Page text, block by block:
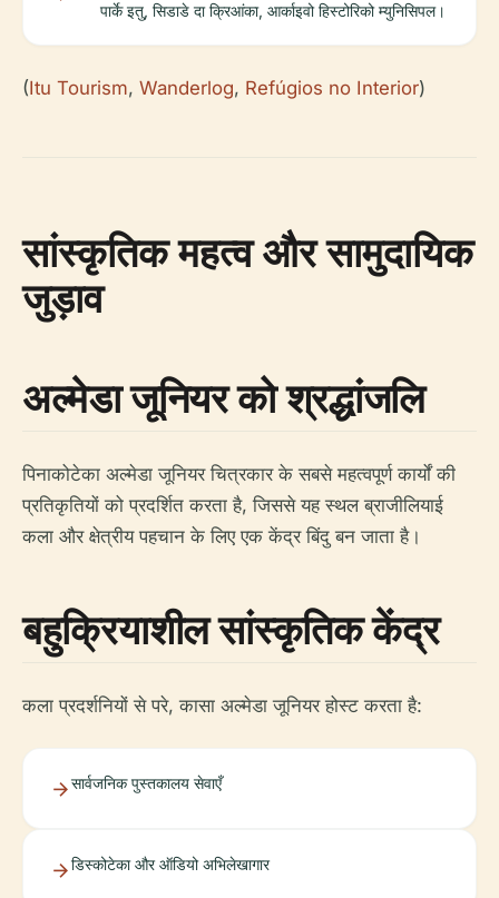
पार्के इतु, सिडाडे दा क्रिआंका, आर्काइवो हिस्टोरिको म्युनिसिपल।
(Itu Tourism, Wanderlog, Refúgios no Interior)
सांस्कृतिक महत्व और सामुदायिक
जुड़ाव
अल्मेडा जूनियर को श्रद्धांजलि
पिनाकोटेका अल्मेडा जूनियर चित्रकार के सबसे महत्वपूर्ण कार्यों की
प्रतिकृतियों को प्रदर्शित करता है, जिससे यह स्थल ब्राजीलियाई
कला और क्षेत्रीय पहचान के लिए एक केंद्र बिंदु बन जाता है।
बहुक्रियाशील सांस्कृतिक केंद्र
कला प्रदर्शनियों से परे, कासा अल्मेडा जूनियर होस्ट करता है:
सार्वजनिक पुस्तकालय सेवाएँ
डिस्कोटेका और ऑडियो अभिलेखागार